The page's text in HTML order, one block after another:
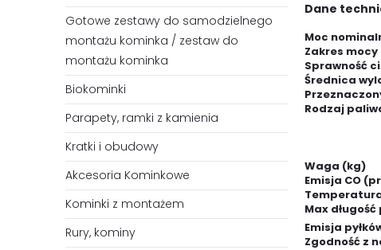
Gotowe zestawy do samodzielnego
montażu kominka / zestaw do
montażu kominka
Biokominki
Parapety, ramki z kamienia
Kratki i obudowy
Akcesoria Kominkowe
Kominki z montażem
Rury, kominy
Dane
Moc
Zakres
Sprawność
Średnica
Rodzaj
Waga (kg)
Emisja
Max
Emisja
Zgodność z